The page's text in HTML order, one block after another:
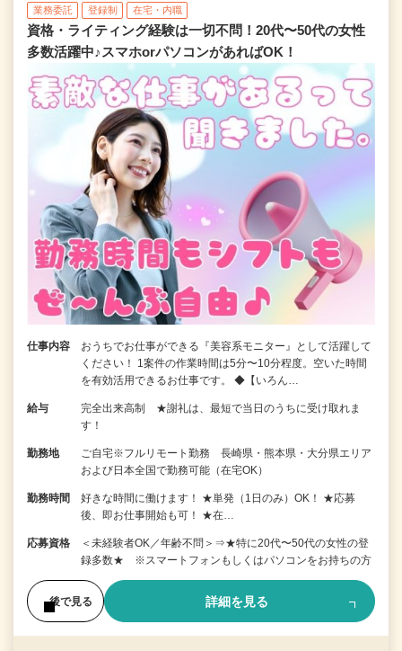
業務委託 登録制 在宅・内職
資格・ライティング経験は一切不問！20代〜50代の女性
多数活躍中♪スマホorパソコンがあればOK！
仕事内容
おうちでお仕事ができる『美容系モニター』として活躍して
ください！ 1案件の作業時間は5分〜10分程度。空いた時間
を有効活用できるお仕事です。 ◆【いろん…
給与
完全出来高制 ★謝礼は、最短で当日のうちに受け取れま
す！
勤務地
ご自宅※フルリモート勤務 長崎県・熊本県・大分県エリア
および日本全国で勤務可能（在宅OK）
勤務時間
好きな時間に働けます！ ★単発（1日のみ）OK！ ★応募
後、即お仕事開始も可！ ★在…
応募資格
＜未経験者OK／年齢不問＞⇒★特に20代〜50代の女性の登
録多数★ ※スマートフォンもしくはパソコンをお持ちの方
後で見る 詳細を見る